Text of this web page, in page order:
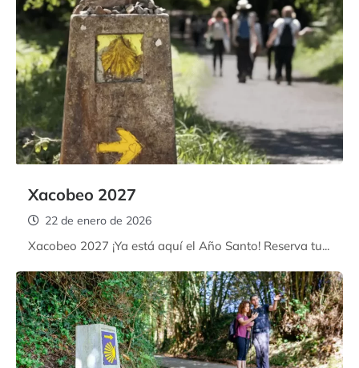
Xacobeo 2027
22 de enero de 2026
Xacobeo 2027 ¡Ya está aquí el Año Santo! Reserva tu...